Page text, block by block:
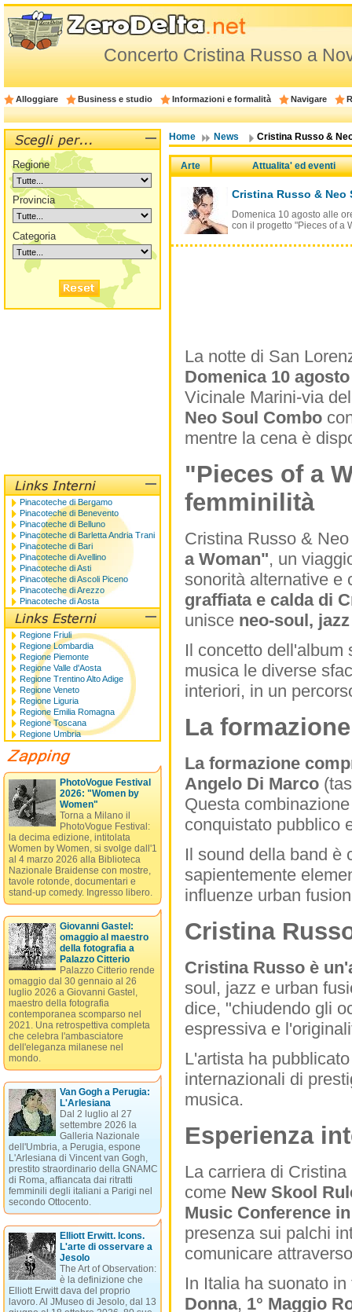
Concerto Cristina Russo a
Alloggiare Business e studio Informazioni e formalità Navigare
Home News Cristina Russo &
Arte Attualita' ed eventi
Cristina Russo &
Domenica 10 agosto alle
con il progetto "Pieces of a
La notte di San
Domenica 10
Vicinale Marini-via
Neo Soul Combo
mentre la cena è
"Pieces of a
femminilità
Cristina Russo &
a Woman", un
sonorità alternative e
graffiata e calda di
unisce neo-soul,
Il concetto dell'album
musica le diverse
interiori, in un
La
La formazione
Angelo Di Marco
Questa
conquistato pubblico
Il sound della band è
sapientemente
influenze urban
Cristina
Cristina Russo è
soul, jazz e urban
dice, "chiudendo gli
espressiva e
L'artista ha
internazionali di
musica.
Esperienza
La carriera di
come New Skool
Music Conference
presenza sui palchi
comunicare
In Italia ha suonato
Donna, 1° Maggio
Regione
Provincia
Categoria
Pinacoteche di Bergamo
Pinacoteche di Benevento
Pinacoteche di Belluno
Pinacoteche di Barletta Andria Trani
Pinacoteche di Bari
Pinacoteche di Avellino
Pinacoteche di Asti
Pinacoteche di Ascoli Piceno
Pinacoteche di Arezzo
Pinacoteche di Aosta
Regione Friuli
Regione Lombardia
Regione Piemonte
Regione Valle d'Aosta
Regione Trentino Alto Adige
Regione Veneto
Regione Liguria
Regione Emilia Romagna
Regione Toscana
Regione Umbria
PhotoVogue Festival
2026: "Women by
Women"
Torna a Milano il
PhotoVogue Festival:
la decima edizione, intitolata
Women by Women, si svolge dall'1
al 4 marzo 2026 alla Biblioteca
Nazionale Braidense con mostre,
tavole rotonde, documentari e
stand-up comedy. Ingresso libero.
Giovanni Gastel:
omaggio al maestro
della fotografia a
Palazzo Citterio
Palazzo Citterio rende
omaggio dal 30 gennaio al 26
luglio 2026 a Giovanni Gastel,
maestro della fotografia
contemporanea scomparso nel
2021. Una retrospettiva completa
che celebra l'ambasciatore
dell'eleganza milanese nel
mondo.
Van Gogh a Perugia:
L'Arlesiana
Dal 2 luglio al 27
settembre 2026 la
Galleria Nazionale
dell'Umbria, a Perugia, espone
L'Arlesiana di Vincent van Gogh,
prestito straordinario della GNAMC
di Roma, affiancata dai ritratti
femminili degli italiani a Parigi nel
secondo Ottocento.
Elliott Erwitt. Icons.
L'arte di osservare a
Jesolo
The Art of Observation:
è la definizione che
Elliott Erwitt dava del proprio
lavoro. Al JMuseo di Jesolo, dal 13